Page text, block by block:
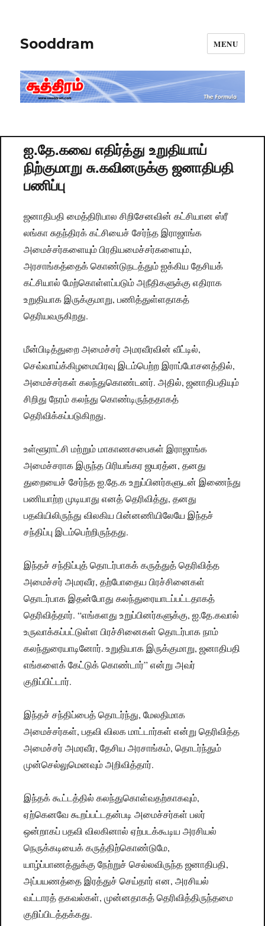
Sooddram MENU
ஐ.தே.கவை எதிர்த்து உறுதியாய்
நிற்குமாறு சு.கவினருக்கு ஜனாதிபதி
பணிப்பு
ஜனாதிபதி மைத்திரிபால சிறிசேனவின் கட்சியான ஸ்ரீ
லங்கா சுதந்திரக் கட்சியைச் சேர்ந்த இராஜாங்க
அமைச்சர்களையும் பிரதியமைச்சர்களையும்,
அரசாங்கத்தைக் கொண்டுநடத்தும் ஐக்கிய தேசியக்
கட்சியால் மேற்கொள்ளப்படும் அநீதிகளுக்கு எதிராக
உறுதியாக இருக்குமாறு, பணித்துள்ளதாகத்
தெரியவருகிறது.
மீன்பிடித்துறை அமைச்சர் அமரவீரவின் வீட்டில்,
செவ்வாய்க்கிழமையிரவு இடம்பெற்ற இராப்போசனத்தில்,
அமைச்சர்கள் கலந்துகொண்டனர். அதில், ஜனாதிபதியும்
சிறிது நேரம் கலந்து கொண்டிருந்ததாகத்
தெரிவிக்கப்படுகிறது.
உள்ளூராட்சி மற்றும் மாகாணசபைகள் இராஜாங்க
அமைச்சராக இருந்த பிரியங்கர ஜயரத்ன, தனது
துறையைச் சேர்ந்த ஐ.தே.க உறுப்பினர்களுடன் இணைந்து
பணியாற்ற முடியாது எனத் தெரிவித்து, தனது
பதவியிலிருந்து விலகிய பின்னணியிலேயே இந்தச்
சந்திப்பு இடம்பெற்றிருந்தது.
இந்தச் சந்திப்புத் தொடர்பாகக் கருத்துத் தெரிவித்த
அமைச்சர் அமரவீர, தற்போதைய பிரச்சினைகள்
தொடர்பாக இதன்போது கலந்துரையாடப்பட்டதாகத்
தெரிவித்தார். “எங்களது உறுப்பினர்களுக்கு, ஐ.தே.கவால்
உருவாக்கப்பட்டுள்ள பிரச்சினைகள் தொடர்பாக நாம்
கலந்துரையாடினோர். உறுதியாக இருக்குமாறு, ஜனாதிபதி
எங்களைக் கேட்டுக் கொண்டார்” என்று அவர்
குறிப்பிட்டார்.
இந்தச் சந்திப்பைத் தொடர்ந்து, மேலதிமாக
அமைச்சர்கள், பதவி விலக மாட்டார்கள் என்று தெரிவித்த
அமைச்சர் அமரவீர, தேசிய அரசாங்கம், தொடர்ந்தும்
முன்செல்லுமெனவும் அறிவித்தார்.
இந்தக் கூட்டத்தில் கலந்துகொள்வதற்காகவும்,
ஏற்கெனவே கூறப்பட்டதன்படி அமைச்சர்கள் பலர்
ஒன்றாகப் பதவி விலகினால் ஏற்படக்கூடிய அரசியல்
நெருக்கடியைக் கருத்திற்கொண்டுமே,
யாழ்ப்பாணத்துக்கு நேற்றுச் செல்லவிருந்த ஜனாதிபதி,
அப்பயணத்தை இரத்துச் செய்தார் என, அரசியல்
வட்டாரத் தகவல்கள், முன்னதாகத் தெரிவித்திருந்தமை
குறிப்பிடத்தக்கது.